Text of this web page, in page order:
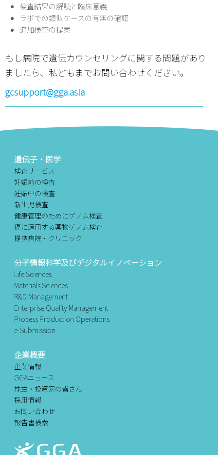
検査結果の解読と臨床意義
ラボでの類似ケースの有無の確認
追加検査の提案
もし病院で遺伝カウンセリングに関する問題があり
ましたら、私どもまでお問い合わせください。
gcsupport@gga.asia
遺伝子・医学
検査サービス
妊娠前の検査
妊娠中の検査
新生児検査
健康管理のためにゲノム検査
癌に適用する薬物ゲノム検査
提携病院・クリニック
分子情報科学及びデジタルイノベーション
Life Sciences
Materials Sciences
R&D Management
Enterprise Quality Management
Process Production Operations
e-Submission
企業概要
企業情報
GGAニュース
株主・投資家の皆さん
採用情報
お問い合わせ
報告書検索